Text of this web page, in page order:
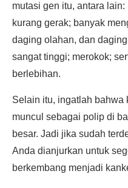
mutasi gen itu, antara
kurang gerak; banyak
daging olahan, dan
sangat tinggi; merokok;
berlebihan.
Selain itu, ingatlah bahwa
muncul sebagai polip di
besar. Jadi jika sudah
Anda dianjurkan untuk
berkembang menjadi